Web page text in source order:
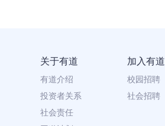
关于有道
有道介绍
投资者关系
社会责任
加入有道
校园招聘
社会招聘